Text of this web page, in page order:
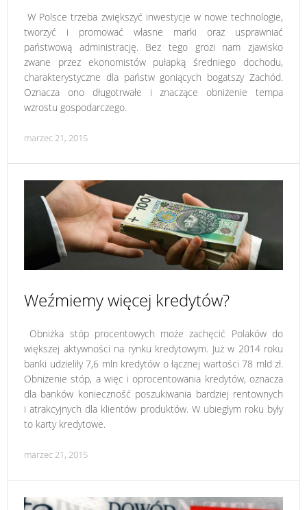
W Polsce trzeba zwiększyć inwestycje w nowe technologie,
tworzyć i promować własne marki oraz usprawniać
państwową administrację. Bez tego grozi nam zjawisko
zwane przez ekonomistów pułapką średniego dochodu,
charakterystyczne dla państw goniących bogatszy Zachód.
Oznacza ono długotrwałe i znaczące obniżenie tempa
wzrostu gospodarczego.
marzec 21, 2015
Weźmiemy więcej kredytów?
Obniżka stóp procentowych może zachęcić Polaków do
większej aktywności na rynku kredytowym. Już w 2014 roku
banki udzieliły 7,6 mln kredytów o łącznej wartości 78 mld zł.
Obniżenie stóp, a więc i oprocentowania kredytów, oznacza
dla banków konieczność poszukiwania bardziej rentownych
i atrakcyjnych dla klientów produktów. W ubiegłym roku były
to karty kredytowe.
marzec 21, 2015